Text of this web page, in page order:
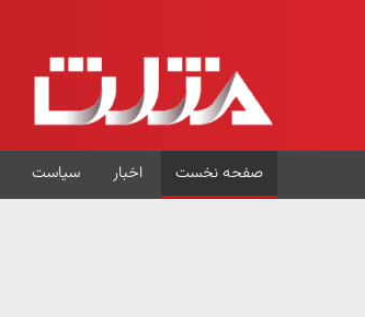
صفحه نخست اخبار سیاست